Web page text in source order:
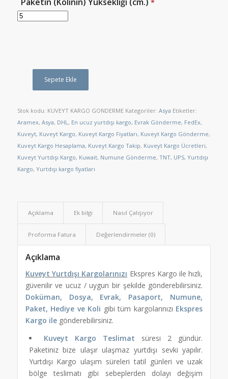
*
Sepete Ekle
Stok kodu: KUVEYT KARGO GONDERME Kategoriler: Asya Etiketler:
Aramex, Asya, DHL , En ucuz yurtdışı kargo, Evrak Gönderme, FedEx,
Kuveyt, Kuveyt Kargo, Kuveyt Kargo Fiyatları, Kuveyt Kargo Gönderme,
Kuveyt Kargo Hesaplama, Kuveyt Kargo Takip, Kuveyt Kargo Ücretleri,
Kuveyt Yurtdışı Kargo, Kuwait, Numune Gönderme, TNT, UPS, Yurtdışı
Kargo, Yurtdışı kargo fiyatları
Açıklama Ek bilgi Nasıl Çalışıyor
Proforma Fatura Değerlendirmeler (0)
Açıklama
Kuveyt Yurtdışı Kargolarınızı Ekspres Kargo ile hızlı,
güvenilir ve ucuz / uygun bir şekilde gönderebilirsiniz.
Doküman, Dosya, Evrak, Pasaport, Numune,
Paket, Hediye ve Koli gibi tüm kargolarınızı Ekspres
Kargo ilegönderebilirsiniz.
Kuveyt Kargo Teslimat süresi 2 gündür.
Paketiniz bize ulaşır ulaşmaz yurtdışı sevki yapılır.
Yurtdışı Kargo ulaşım süreleri tatil günleri ve uzak
bölge teslimatı gibi sebeplerden dolayı değişim